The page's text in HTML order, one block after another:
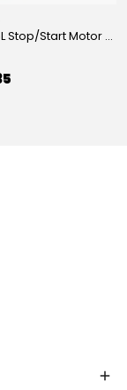
0W/30 10.5L Stop/Start Motor Yağı | CASTROL